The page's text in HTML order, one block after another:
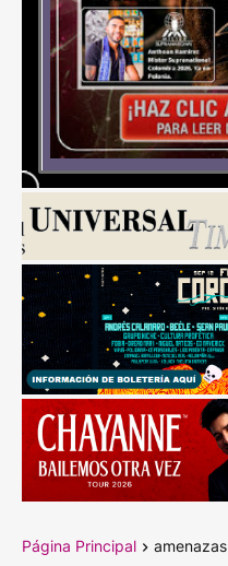
Página Principal amenazas